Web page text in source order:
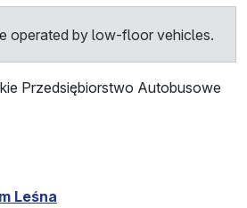
operated by low-floor vehicles.
Przedsiębiorstwo Autobusowe
Travel time between stops
Leśna